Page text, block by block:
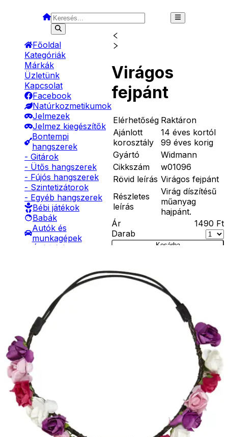
Főoldal
Kategóriák
Márkák
Üzletünk
Kapcsolat
Facebook
Natúrkozmetikumok
Jelmezek
Jelmez kiegészítők
Bontempi
hangszerek
- Gitárok
- Ütős hangszerek
- Fújós hangszerek
- Szintetizátorok
- Egyéb hangszerek
Bébi játékok
Babák
Autók és
munkagépek
Építőjátékok
- Kreatív játékok
- Rajzolók
- Nyomdák
- Gyurmák
Társasjátékok
Asztali játékok
Nyári játékok
- Homokozójátékok
- Műanyag hajók
- Hinta, csúszda
- Ütők, dobálók
- Strandcikkek
- Egyéb nyári játékok
Lábbal hajtós
járművek
Téli játékok
Virágos
fejpánt
Elérhetőség Raktáron
Ajánlott
korosztály
14 éves kortól
99 éves korig
Gyártó
Widmann
Cikkszám
w01096
Rövid leírás Virágos fejpánt
Részletes
leírás
Virág díszítésű
műanyag
hajpánt.
Ár
1490 Ft
Darab
Kosárba
forinttól
- Házhozszállítás: 2190
- Személyes átvétel: